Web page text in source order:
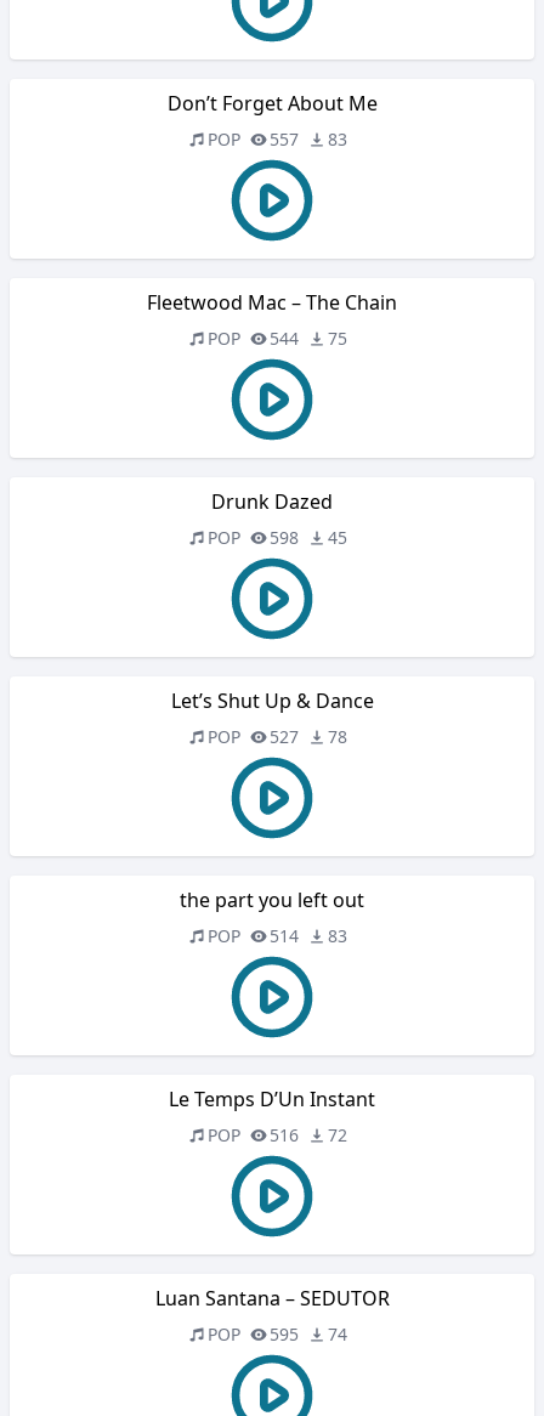
Don’t Forget About Me
POP 557 83
Fleetwood Mac – The Chain
POP 544 75
Drunk Dazed
POP 598 45
Let’s Shut Up & Dance
POP 527 78
the part you left out
POP 514 83
Le Temps D’Un Instant
POP 516 72
Luan Santana – SEDUTOR
POP 595 74